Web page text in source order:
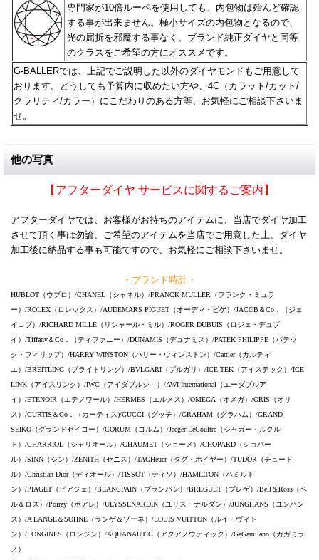
専門家が10倍ルーペを使用しても、内包物は殆んど確認
する事が出来ません。極小サイズの内包物となるので、
光の屈折を邪魔する事なく、ブランド純正ダイヤと同等
のクラスをご希望の方にオススメです。
G-BALLERでは、上記でご説明した以外のダイヤモンドもご用意して
おります。どうしても予算内に収めたい方や、 4C（カラット/カット/
クラリティ/カラー）にこだわりのある方等、お気軽にご相談下さいま
せ。
他の写真
【アフターダイヤ サービスに関するご案内】
アフターダイヤでは、お客様がお持ちのアイテムに、当店でダイヤ加工
させて頂く事は勿論、ご希望のアイテムを当店でご用意した上、ダイヤ
加工後に納品する事も可能ですので、お気軽にご相談下さいませ。
・ブランド時計・
HUBLOT（ウブロ）/CHANEL（シャネル）/FRANCK MULLER（フランク・ミュラ
ー）/ROLEX（ロレックス）/AUDEMARS PIGUET（オーデマ・ピゲ）/JACOB＆Co．（ジェ
イコブ）/RICHARD MILLE（リシャール・ミル）/ROGER DUBUIS（ロジェ・デュブ
イ）/Tiffany＆Co．（ティファニー）/DUNAMIS（デュナミス）/PATEK PHILIPPE（パテッ
ク・フィリップ）/HARRY WINSTON（ハリー・ウィンストン）/Cartier（カルティ
エ）/BREITLING（ブライトリング）/BVLGARI（ブルガリ）/ICE TEK（アイステック）/ICE
LINK（アイスリンク）/IWC（アイダブルシ―）/AWI International（エーダブルア
イ）/ETENOIR（エテノワール）/HERMES（エルメス）/OMEGA（オメガ）/ORIS（オリ
ス）/CURTIS＆Co．（カーティス)/GUCCI（グッチ）/GRAHAM（グラハム）/GRAND
SEIKO（グランドセイコー）/CORUM（コルム）/Jaeger-LeCoultre（ジャガー・ルクル
ト）/CHARRIOL（シャリオール）/CHAUMET（ショーメ）/CHOPARD（ショパー
ル）/SINN（ジン）/ZENITH（ゼニス）/TAGHeuer（タグ・ホイヤー）/TUDOR（チュード
ル）/Christian Dior（ディオール）/TISSOT（ティソ）/HAMILTON（ハミルト
ン）/PIAGET（ピアジェ）/BLANCPAIN（ブランパン）/BREGUET（ブレゲ）/Bell＆Ross（ベ
ル＆ロス）/Poiray（ポアレ）/ULYSSENARDIN（ユリス・ナルダン）/JUNGHANS（ユンハン
ス）/A LANGE＆SOHNE（ランゲ＆ゾーネ）/LOUIS VUITTON（ルイ・ヴィト
ン）/LONGINES（ロンジン）/AQUANAUTIC（アクアノウティック）/GaGamilano（ガガミラ
ノ）